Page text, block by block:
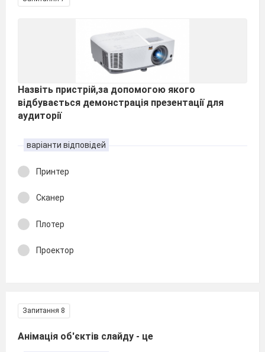
Назвіть пристрій,за допомогою якого
відбувається демонстрація презентації для
аудиторії
варіанти відповідей
Принтер
Сканер
Плотер
Проектор
Запитання 8
Анімація об'єктів слайду - це